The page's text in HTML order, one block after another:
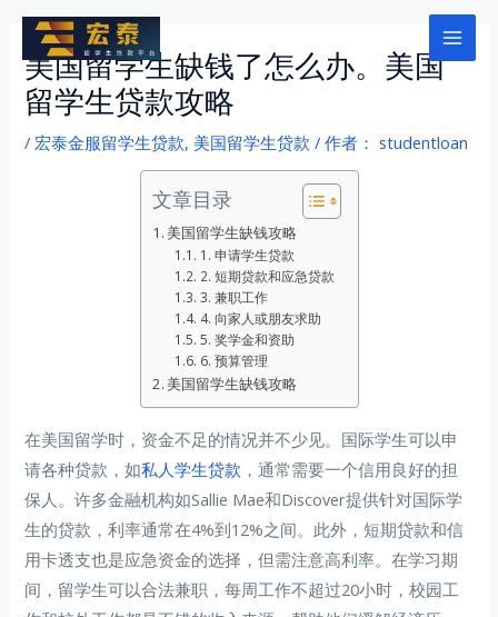
Main
美国留学生缺钱了怎么办。美国
留学生贷款攻略
/ 宏泰金服留学生贷款, 美国留学生贷款 / 作者： studentloan
文章目录
美国留学生缺钱攻略
1. 申请学生贷款
2. 短期贷款和应急贷款
3. 兼职工作
4. 向家人或朋友求助
5. 奖学金和资助
6. 预算管理
美国留学生缺钱攻略
在美国留学时，资金不足的情况并不少见。国际学生可以申
请各种贷款，如私人学生贷款 ，通常需要一个信用良好的担
保人。许多金融机构如Sallie Mae和Discover提供针对国际学
生的贷款，利率通常在4%到12%之间。此外，短期贷款和信
用卡透支也是应急资金的选择，但需注意高利率。在学习期
间，留学生可以合法兼职，每周工作不超过20小时，校园工